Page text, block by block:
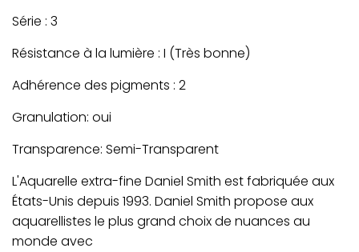
Série : 3
Résistance à la lumière : I (Très bonne)
Adhérence des pigments : 2
Granulation: oui
Transparence: Semi-Transparent
L'Aquarelle extra-fine Daniel Smith est fabriquée aux
États-Unis depuis 1993. Daniel Smith propose aux
aquarellistes le plus grand choix de nuances au
monde avec